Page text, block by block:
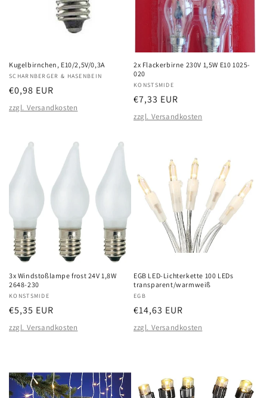
Kugelbirnchen, E10/2,5V/0,3A
Anbieter:
SCHARNBERGER & HASENBEIN
Normaler
Preis
€0,98 EUR
zzgl. Versandkosten
2x Flackerbirne 230V 1,5W E10 1025-
020
Anbieter:
KONSTSMIDE
Normaler
Preis
€7,33 EUR
zzgl. Versandkosten
3x Windstoßlampe frost 24V 1,8W
2648-230
Anbieter:
KONSTSMIDE
Normaler
Preis
€5,35 EUR
zzgl. Versandkosten
EGB LED-Lichterkette 100 LEDs
transparent/warmweiß
Anbieter:
EGB
Normaler
Preis
€14,63 EUR
zzgl. Versandkosten